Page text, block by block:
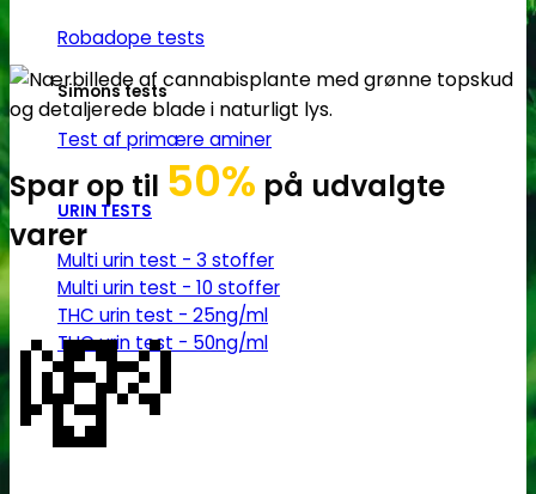
Robadope tests
Simons tests
Test af primære aminer
URIN TESTS
Multi urin test - 3 stoffer
Multi urin test - 10 stoffer
THC urin test - 25ng/ml
THC urin test - 50ng/ml
Spar op til 50% på udvalgte
varer
💸